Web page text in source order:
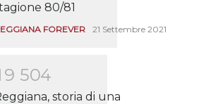
80/81
FOREVER 21 Settembre 2021
9 504
storia di una